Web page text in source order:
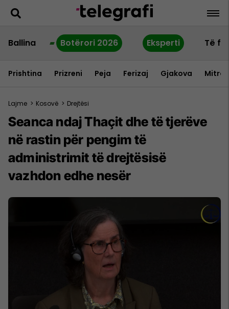
Ballina Botërori 2026 Eksperti Të
Prishtina Prizreni Peja Ferizaj Gjakova
Lajme > Kosovë > Drejtësi
Seanca ndaj Thaçit dhe të tjerëve
në rastin për pengim të
administrimit të drejtësisë
vazhdon edhe nesër